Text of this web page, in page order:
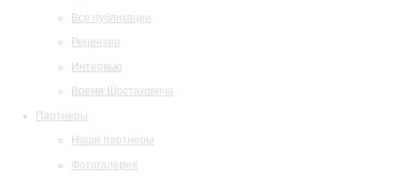
Все публикации
Рецензии
Интервью
Время Шостаковича
Партнеры
Наши партнеры
Фотогалерея